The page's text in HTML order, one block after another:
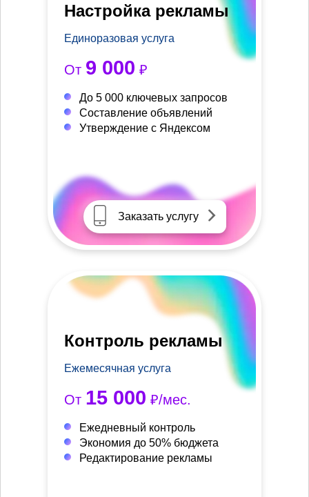
Настройка рекламы
Единоразовая услуга
От 9 000 ₽
До 5 000 ключевых запросов
Составление объявлений
Утверждение с Яндексом
Заказать услугу
Контроль рекламы
Ежемесячная услуга
От 15 000 ₽/мес.
Ежедневный контроль
Экономия до 50% бюджета
Редактирование рекламы